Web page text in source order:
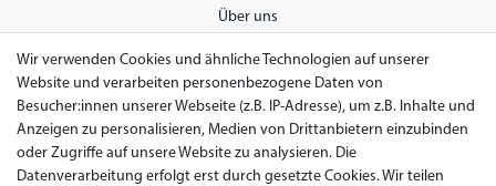
Über uns
AGB
Datenschutz
Impressum
Widerrufsrecht
Wir verwenden Cookies und ähnliche Technologien auf unserer
Website und verarbeiten personenbezogene Daten von
Besucher:innen unserer Webseite (z.B. IP-Adresse), um z.B. Inhalte und
Anzeigen zu personalisieren, Medien von Drittanbietern einzubinden
oder Zugriffe auf unsere Website zu analysieren. Die
Datenverarbeitung erfolgt erst durch gesetzte Cookies. Wir teilen